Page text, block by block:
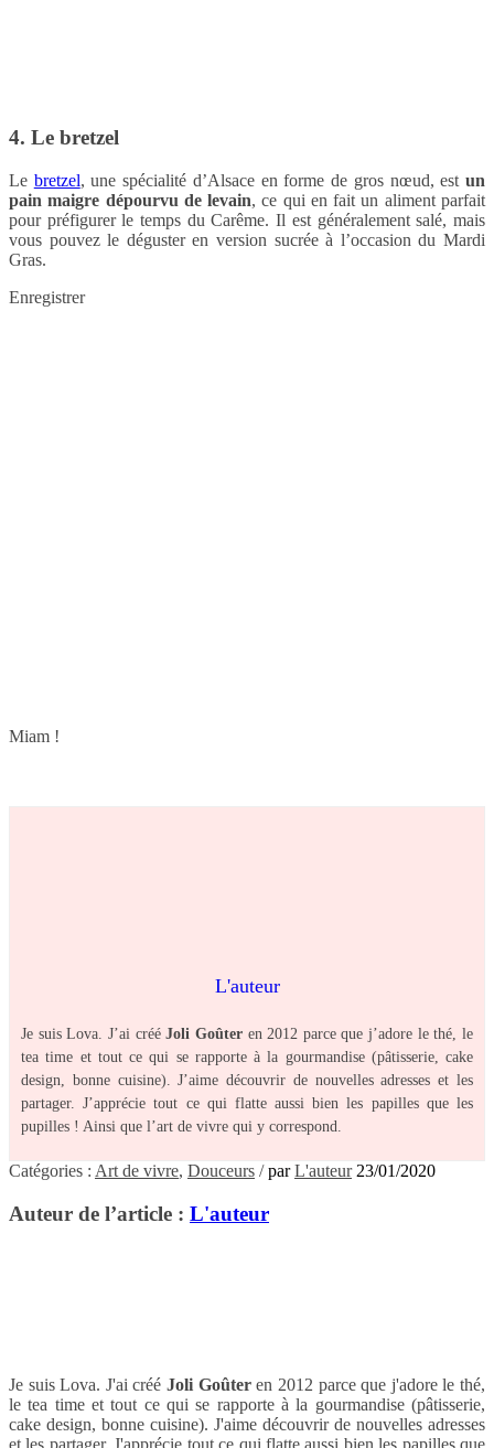
4. Le bretzel
Le bretzel, une spécialité d’Alsace en forme de gros nœud, estun
pain maigre dépourvu de levain, ce qui en fait un aliment parfait
pour préfigurer le temps du Carême. Il est généralement salé, mais
vous pouvez le déguster en version sucrée à l’occasion du Mardi
Gras.
Enregistrer
Miam !
L'auteur
Je suis Lova. J’ai crééJoli Goûteren 2012 parce que j’adore le thé, le
tea time et tout ce qui se rapporte à la gourmandise (pâtisserie, cake
design, bonne cuisine). J’aime découvrir de nouvelles adresses et les
partager. J’apprécie tout ce qui flatte aussi bien les papilles que les
pupilles ! Ainsi que l’art de vivre qui y correspond.
Catégories : Art de vivre, Douceurs /parL'auteur 23/01/2020
Auteur de l’article : L'auteur
Je suis Lova. J'ai crééJoli Goûteren 2012 parce que j'adore le thé,
le tea time et tout ce qui se rapporte à la gourmandise (pâtisserie,
cake design, bonne cuisine). J'aime découvrir de nouvelles adresses
et les partager. J'apprécie tout ce qui flatte aussi bien les papilles que